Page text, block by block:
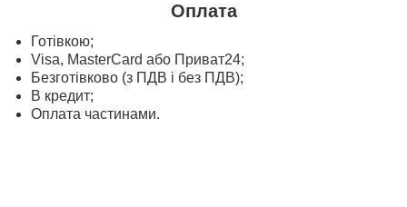
Оплата
Готівкою;
Visa, MasterСard або Приват24;
Безготівково (з ПДВ і без ПДВ);
В кредит;
Оплата частинами.